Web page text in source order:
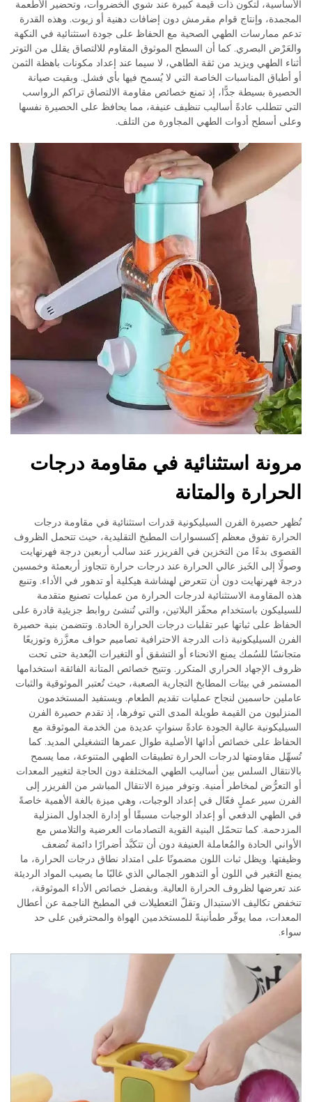
الأساسية، لتكون ذات قيمة كبيرة عند شوي الخضروات، وتحضير الأطعمة
المجمدة، وإنتاج قوام مقرمش دون إضافات دهنية أو زيوت. وهذه القدرة
تدعم ممارسات الطهي الصحية مع الحفاظ على جودة استثنائية في النكهة
والعَرْض البصري. كما أن السطح الموثوق المقاوم للالتصاق يقلل من التوتر
أثناء الطهي ويزيد من ثقة الطاهي، لا سيما عند إعداد مكونات باهظة الثمن
أو أطباق المناسبات الخاصة التي لا يُسمح فيها بأي فشل. وبقيت صيانة
الحصيرة بسيطة جدًّا، إذ تمنع خصائص مقاومة الالتصاق تراكم الرواسب
التي تتطلب عادةً أساليب تنظيف عنيفة، مما يحافظ على الحصيرة نفسها
وعلى أسطح أدوات الطهي المجاورة من التلف.
مرونة استثنائية في مقاومة درجات
الحرارة والمتانة
تُظهر حصيرة الفرن السيليكونية قدرات استثنائية في مقاومة درجات
الحرارة تفوق معظم إكسسوارات المطبخ التقليدية، حيث تتحمل الظروف
القصوى بدءًا من التخزين في الفريزر عند سالب أربعين درجة فهرنهايت
وصولًا إلى الخَبز عالي الحرارة عند درجات حرارة تتجاوز أربعمئة وخمسين
درجة فهرنهايت دون أن تتعرض لهشاشة هيكلية أو تدهور في الأداء. وتنبع
هذه المقاومة الاستثنائية لدرجات الحرارة من عمليات تصنيع متقدمة
للسيليكون باستخدام محفّز البلاتين، والتي تُنشئ روابط جزيئية قادرة على
الحفاظ على ثباتها عبر تقلبات درجات الحرارة الحادة. وتتضمن بنية حصيرة
الفرن السيليكونية ذات الدرجة الاحترافية تصاميم حواف معزَّزة وتوزيعًا
متجانسًا للسُمك يمنع الانحناء أو التشقق أو التغيرات البُعدية حتى تحت
ظروف الإجهاد الحراري المتكرر. وتتيح خصائص المتانة الفائقة استخدامها
المستمر في بيئات المطابخ التجارية الصعبة، حيث تُعتبر الموثوقية والثبات
عاملين حاسمين لنجاح عمليات تقديم الطعام. ويستفيد المستخدمون
المنزليون من القيمة طويلة المدى التي توفرها، إذ تقدم حصيرة الفرن
السيليكونية عالية الجودة عادةً سنواتٍ عديدة من الخدمة الموثوقة مع
الحفاظ على خصائص أدائها الأصلية طوال عمرها التشغيلي المديد. كما
تُسهِّل مقاومتها لدرجات الحرارة تطبيقات الطهي المتنوعة، مما يسمح
بالانتقال السلس بين أساليب الطهي المختلفة دون الحاجة لتغيير المعدات
أو التعرُّض لمخاطر أمنية. وتوفر ميزة الانتقال المباشر من الفريزر إلى
الفرن سير عملٍ فعّال في إعداد الوجبات، وهي ميزة بالغة الأهمية خاصةً
في الطهي الدفعي أو إعداد الوجبات مسبقًا أو إدارة الجداول المنزلية
المزدحمة. كما تتحمّل البنية القوية التصادمات العرضية والتلامس مع
الأواني الحادة والمُعاملة العنيفة دون أن تتكبَّد أضرارًا دائمة تُضعف
وظيفتها. ويظل ثبات اللون مضمونًا على امتداد نطاق درجات الحرارة، ما
يمنع التغير في اللون أو التدهور الجمالي الذي غالبًا ما يصيب المواد الرديئة
عند تعرضها لظروف الحرارة العالية. وبفضل خصائص الأداء الموثوقة،
تنخفض تكاليف الاستبدال وتقلّ التعطيلات في المطبخ الناجمة عن أعطال
المعدات، مما يوفّر طمأنينةً للمستخدمين الهواة والمحترفين على حد
سواء.